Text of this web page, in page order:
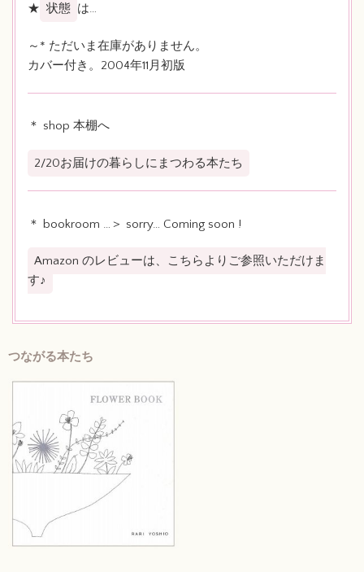
★ 状態 は…
～* ただいま在庫がありません。
カバー付き。2004年11月初版
＊ shop 本棚へ
2/20お届けの暮らしにまつわる本たち
＊ bookroom …＞ sorry… Coming soon !
Amazon のレビューは、こちらよりご参照いただけま
す♪
つながる本たち